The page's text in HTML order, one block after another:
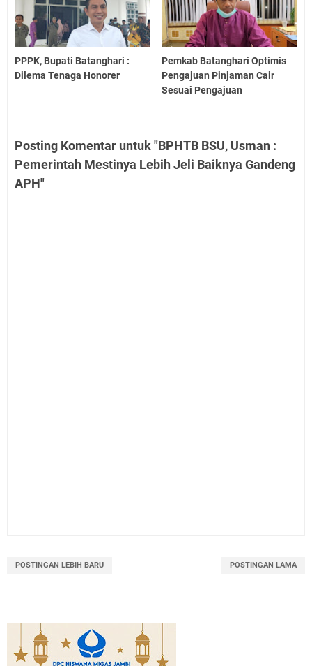
PPPK, Bupati Batanghari :
Dilema Tenaga Honorer
Pemkab Batanghari Optimis
Pengajuan Pinjaman Cair
Sesuai Pengajuan
Posting Komentar untuk "BPHTB BSU, Usman :
Pemerintah Mestinya Lebih Jeli Baiknya Gandeng
APH"
POSTINGAN LEBIH BARU POSTINGAN LAMA